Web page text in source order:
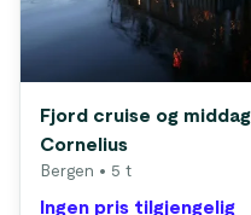
Fjord cruise og
Cornelius
Bergen • 5 t
Ingen pris tilgjengelig